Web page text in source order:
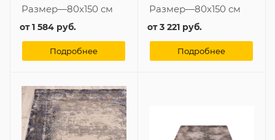
Размер—80x150 см
от1 584 руб.
Подробнее
Размер—80x150 см
от3 221 руб.
Подробнее